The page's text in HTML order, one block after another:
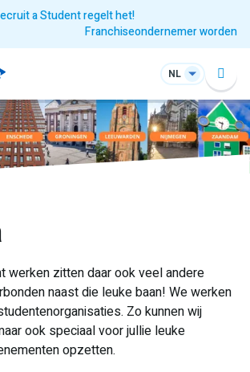
a Student regelt het!
Franchiseondernemer worden
NL
werken zitten daar ook veel andere
naast die leuke baan! We werken
Zo kunnen wij
ook speciaal voor jullie leuke
opzetten.